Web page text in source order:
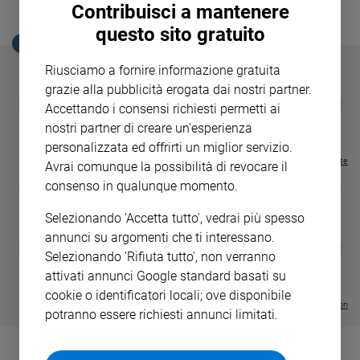
Volontariato
Aziende
Migranti
Diversità
inclusione
Costume
spettacoli
EDICOLA SAN PAOLO
GBABY
€ 34,80 € 21,90 37%
FAMIGLIA CRISTIANA
€ 104,00 € 83,00 20%
Visualizza tutte le riviste
LE GRANDI BASILICHE ITALIANE
- VOL DA 1 AL 5
DIARIO G 2026-27
€ 8,90
- € 8,90
Visualizza tutte le collection
Contribuisci a mantenere
questo sito gratuito
Riusciamo a fornire informazione gratuita
grazie alla pubblicità erogata dai nostri partner.
Accettando i consensi richiesti permetti ai
nostri partner di creare un'esperienza
personalizzata ed offrirti un miglior servizio.
Avrai comunque la possibilità di revocare il
consenso in qualunque momento.
Selezionando 'Accetta tutto', vedrai più spesso
annunci su argomenti che ti interessano.
Selezionando 'Rifiuta tutto', non verranno
attivati annunci Google standard basati su
cookie o identificatori locali; ove disponibile
potranno essere richiesti annunci limitati.